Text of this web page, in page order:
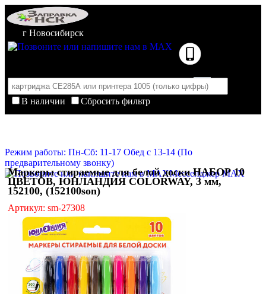
г Новосибирск
В наличии
Сбросить фильтр
Корзина пуста
Режим работы: Пн-Сб: 11-17 Обед с 13-14 (По
предварительному звонку)
Мессенджер MAX
Маркеры стираемые для белой доски НАБОР 10
ЦВЕТОВ, ЮНЛАНДИЯ COLORWAY, 3 мм,
152100, (152100son)
Артикул: sm-27308